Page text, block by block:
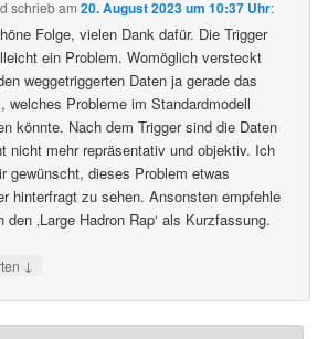
schriebam20. August 2023 um 10:37 Uhr:
Folge, vielen Dank dafür. Die Trigger
ein Problem. Womöglich versteckt
weggetriggerten Daten ja gerade das
welches Probleme im Standardmodell
könnte. Nach dem Trigger sind die Daten
nicht mehr repräsentativ und objektiv. Ich
gewünscht, dieses Problem etwas
hinterfragt zu sehen. Ansonsten empfehle
den ‚Large Hadron Rap‘ als Kurzfassung.
↓